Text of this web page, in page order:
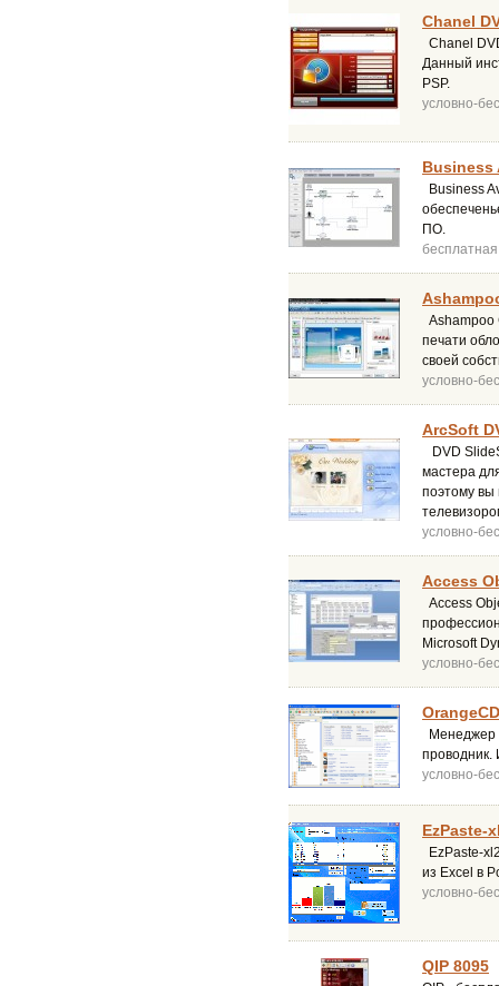
Chanel
Chanel
Данный
PSP.
условно-
Business
Business
ПО.
бесплатная
Ashampoo
печати
своей
условно-
ArcSoft
DVD
мастера
поэтому вы
условно-
Access
Access
Microsoft
условно-
Менеджер
проводник.
условно-
EzPaste-
EzPaste-
из Excel в
условно-
QIP 8095